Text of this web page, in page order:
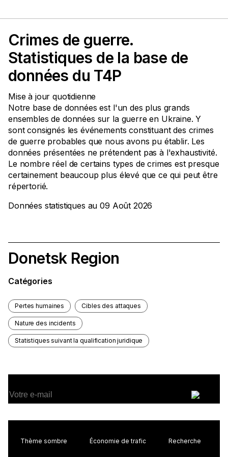
Crimes de guerre.
Statistiques de la base de
données du T4P
Mise à jour quotidienne
Notre base de données est l'un des plus grands
ensembles de données sur la guerre en Ukraine. Y
sont consignés les événements constituant des crimes
de guerre probables que nous avons pu établir. Les
données présentées ne prétendent pas à l'exhaustivité.
Le nombre réel de certains types de crimes est presque
certainement beaucoup plus élevé que ce qui peut être
répertorié.
Données statistiques au 09 Août 2026
Donetsk Region
Catégories
Pertes humaines Cibles des attaques
Nature des incidents
Statistiques suivant la qualification juridique
Thème sombre Économie de trafic Recherche